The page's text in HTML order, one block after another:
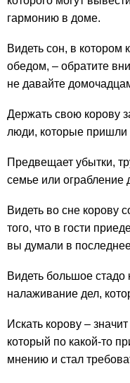
гармонию в доме.
Видеть сон, в котором
обедом, – обратите
не давайте
Держать свою корову
люди, которые пришли
Предвещает убытки,
семье или
Видеть во сне корову
того, что в гости
вы думали в
Видеть большое
налаживание дел,
Искать корову –
который по какой-то
мнению и стал